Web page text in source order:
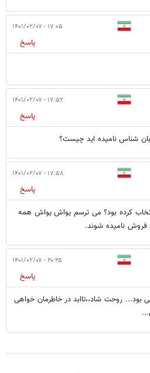
۱۷:۰۵ - ۱۴۰۱/۰۲/۰۷
پاسخ
۱۷:۵۲ - ۱۴۰۱/۰۲/۰۷
پاسخ
شناس نامیده اید چیست؟
۱۷:۵۸ - ۱۴۰۱/۰۲/۰۷
پاسخ
کرده بود؟ می ترسم یواش یواش همه
فروش نامیده شوند.
۲۰:۲۵ - ۱۴۰۱/۰۲/۰۷
پاسخ
روحت شاد،،تاابد در خاطرمان خواهی